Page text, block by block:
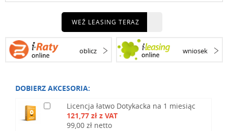
WEŹ LEASING TERAZ
oblicz wniosek
DOBIERZ AKCESORIA:
Licencja łatwo Dotykacka na 1 miesiąc
121,77 zł z VAT
99,00 zł netto